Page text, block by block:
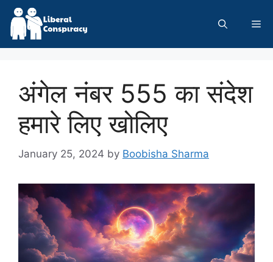
Skip
content
अंगेल नंबर 555 का संदेश
हमारे लिए खोलिए
January 25, 2024 by Boobisha Sharma